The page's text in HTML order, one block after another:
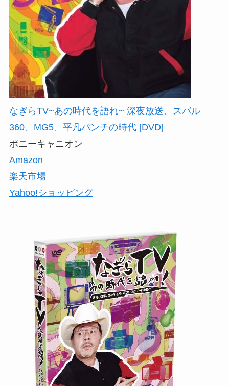
なぎらTV~あの時代を語れ~ 深夜放送、スバル
360、MG5、平凡パンチの時代 [DVD]
ポニーキャニオン
Amazon
楽天市場
Yahoo!ショッピング